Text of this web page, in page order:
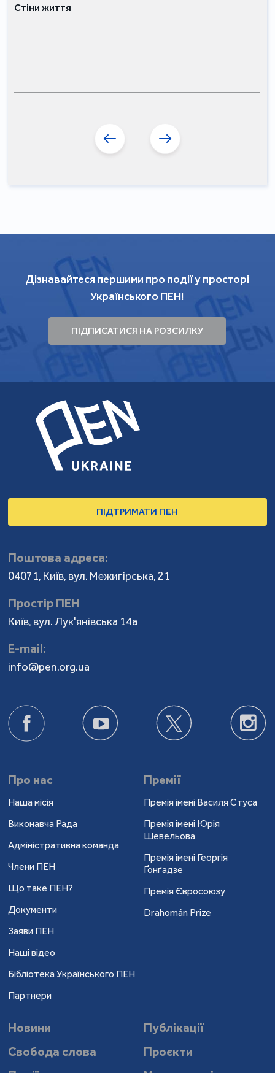
Стіни життя
Дізнавайтеся першими про події у просторі
Українського ПЕН!
ПІДПИСАТИСЯ НА РОЗСИЛКУ
ПІДТРИМАТИ ПЕН
Поштова адреса:
04071, Київ, вул. Межигірська, 21
Простір ПЕН
Київ, вул. Лук'янівська 14а
Е-mail:
info@pen.org.ua
Про нас
Наша місія
Виконавча Рада
Адміністративна команда
Члени ПЕН
Що таке ПЕН?
Документи
Заяви ПЕН
Наші відео
Бібліотека Українського ПЕН
Партнери
Премії
Премія імені Василя Стуса
Премія імені Юрія
Шевельова
Премія імені Георгія
Ґонґадзе
Премія Євросоюзу
Drahomán Prize
Новини
Публікації
Свобода слова
Проєкти